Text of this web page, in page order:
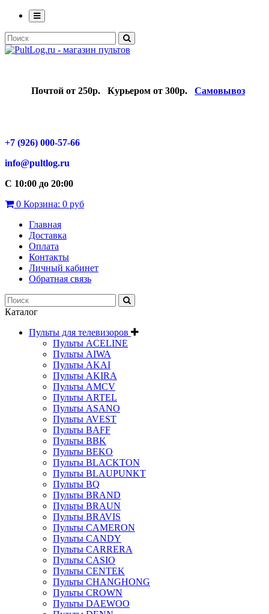
Почтой от 250р. Курьером от 300р. Самовывоз
+7 (926) 000-57-66
info@pultlog.ru
С 10:00 до 20:00
0 Корзина: 0 руб
Главная
Доставка
Оплата
Контакты
Личный кабинет
Обратная связь
Каталог
Пульты для телевизоров
Пульты ACELINE
Пульты AIWA
Пульты AKAI
Пульты AKIRA
Пульты AMCV
Пульты ARTEL
Пульты ASANO
Пульты AVEST
Пульты BAFF
Пульты BBK
Пульты BEKO
Пульты BLACKTON
Пульты BLAUPUNKT
Пульты BQ
Пульты BRAND
Пульты BRAUN
Пульты BRAVIS
Пульты CAMERON
Пульты CANDY
Пульты CARRERA
Пульты CASIO
Пульты CENTEK
Пульты CHANGHONG
Пульты CROWN
Пульты DAEWOO